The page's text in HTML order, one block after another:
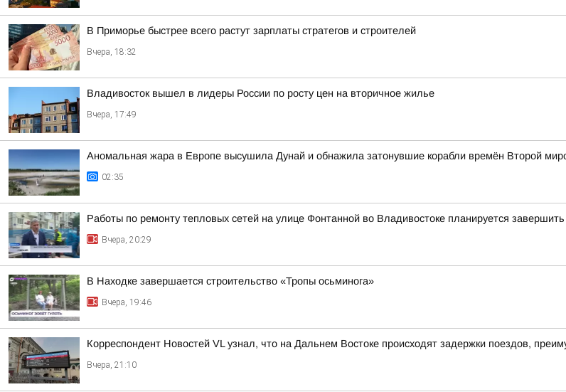
В Приморье быстрее всего растут зарплаты стратегов и строителей
Вчера, 18:32
Владивосток вышел в лидеры России по росту цен на вторичное жилье
Вчера, 17:49
Аномальная жара в Европе высушила Дунай и обнажила затонувшие корабли времён Второй
02:35
Работы по ремонту тепловых сетей на улице Фонтанной во Владивостоке планируется
Вчера, 20:29
В Находке завершается строительство «Тропы осьминога»
Вчера, 19:46
Корреспондент Новостей VL узнал, что на Дальнем Востоке происходят задержки поездов,
Вчера, 21:10